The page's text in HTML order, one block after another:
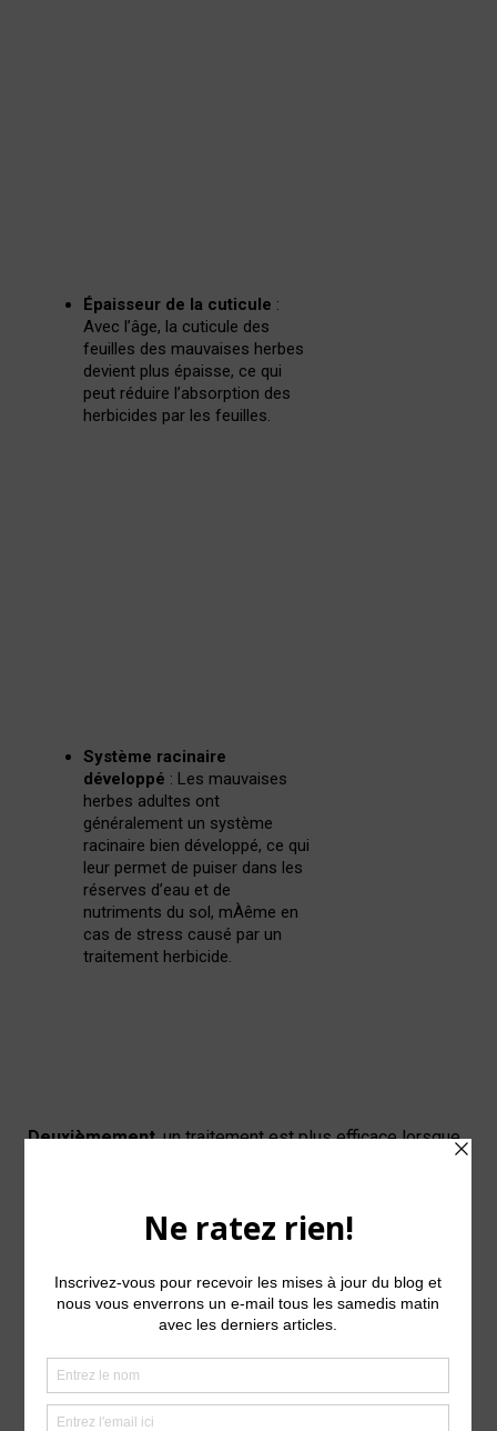
Épaisseur de la cuticule :
Avec l’âge, la cuticule des
feuilles des mauvaises herbes
devient plus épaisse, ce qui
peut réduire l’absorption des
herbicides par les feuilles.
Système racinaire
développé : Les mauvaises
herbes adultes ont
généralement un système
racinaire bien développé, ce qui
leur permet de puiser dans les
réserves d’eau et de
nutriments du sol, mÀême en
cas de stress causé par un
traitement herbicide.
Deuxièmement, un traitement est plus efficace lorsque
en phase de croissance active. Les
contrôle des adventices.
Absorption maximale